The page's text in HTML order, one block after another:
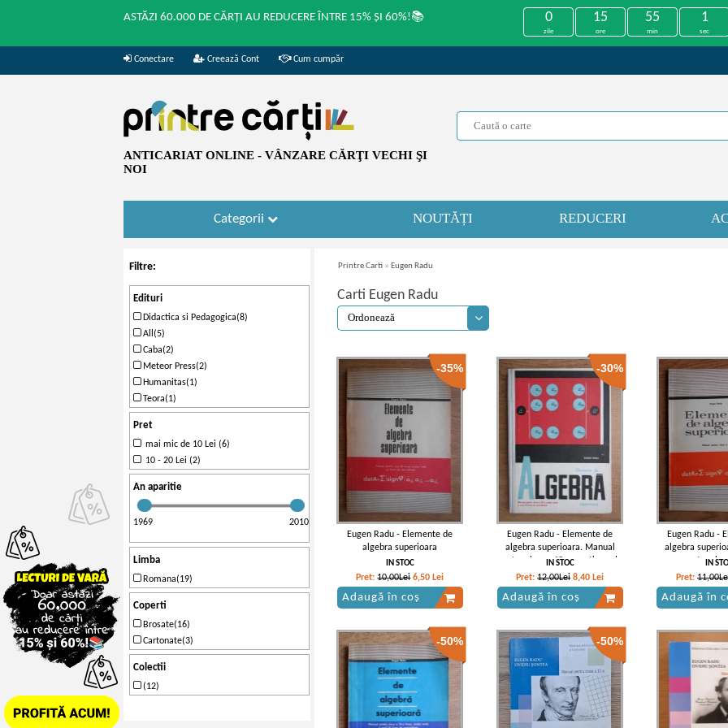
ASTĂZI 60.000 DE CĂRȚI AU REDUCERE ÎNTRE 15% ȘI 60%!📚 0
zile
15
ore
55
min
1
sec
Conectare Creează Cont Cum cumpăr
ANTICARIAT ONLINE - VÂNZARE CĂRŢI VECHI ŞI
NOI
Categorii NOUTĂȚI REDUCERI
Filtre:
Edituri
Didactica si Pedagogica(8)
All(5)
Caba(2)
Meteor Press(2)
Humanitas(1)
Teora(1)
Pret
mai mic de 10 Lei (6)
10 - 20 Lei (2)
An aparitie
1969 2010
Limba
Romana(19)
Coperti
Brosate(16)
Cartonate(3)
Colectii
(12)
Printre Carti » Eugen Radu
Carti Eugen Radu
-35%
Eugen Radu - Elemente de
algebra superioara
IN STOC
Pret:10,00Lei 6,50 Lei
Adaugă în coș
-30%
Eugen Radu - Elemente de
algebra superioara. Manual
pentru clasa a XI-a, sectia reala
si anul III licee de specialitate
(1969)
IN STOC
Pret:12,00Lei 8,40 Lei
Adaugă în coș
Eugen Radu -
algebra
pentruIN
Pret:
Adaugă în
-50% -50%